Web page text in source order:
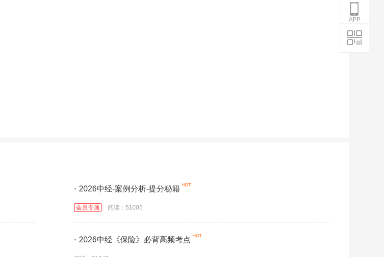
· 2026中经-案例分析-提分秘籍
会员专属 阅读：51005
· 2026中经《保险》必背高频考点
APP